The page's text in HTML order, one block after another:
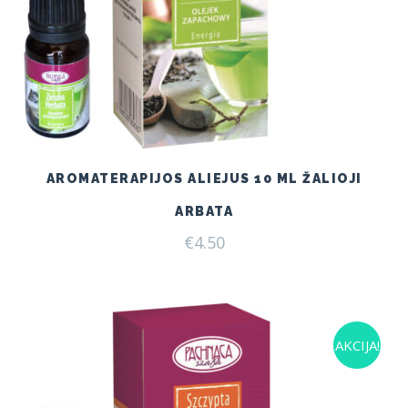
AROMATERAPIJOS ALIEJUS 10 ML ŽALIOJI
ARBATA
€4.50
AKCIJA!